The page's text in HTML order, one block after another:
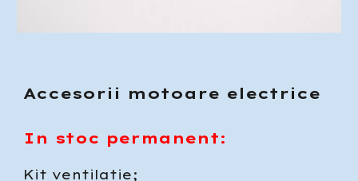
Accesorii motoare electrice
In stoc permanent:
Kit ventilatie;